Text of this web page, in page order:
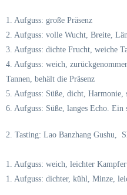
1. Aufguss: große Präsenz
2. Aufguss: volle Wucht, Breite,
3. Aufguss: dichte Frucht, weiche
4. Aufguss: weich,
Tannen, behält die Präsenz
5. Aufguss: Süße, dicht, Harmonie,
6. Aufguss: Süße, langes Echo. Ein
2. Tasting: Lao Banzhang Gushu,
1. Aufguss: weich, leichter
1. Aufguss: dichter, kühl, Minze,